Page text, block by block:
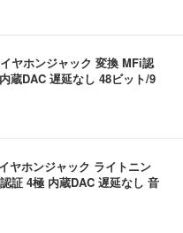
ヤホンジャック 変換 MFi認
蔵DAC 遅延なし 48ビット/9
ヤホンジャック ライトニン
証 4極 内蔵DAC 遅延なし 音